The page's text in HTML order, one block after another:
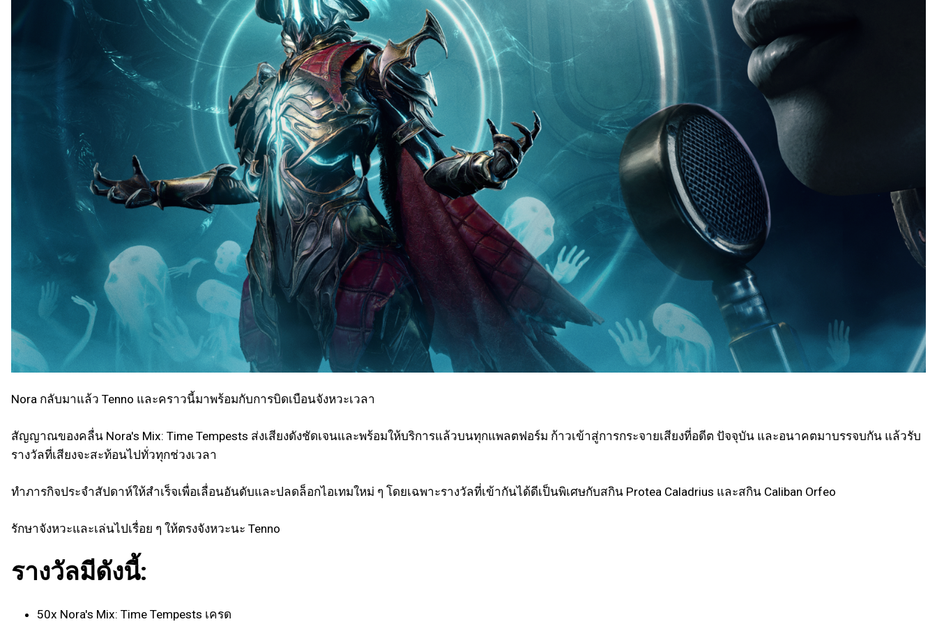
Nora กลับมาแล้ว Tenno และคราวนี้มาพร้อมกับการบิดเบือนจังหวะเวลา
สัญญาณของคลื่น Nora's Mix: Time Tempests ส่งเสียงดังชัดเจนและพร้อมให้บริการแล้วบนทุกแพลตฟอร์ม ก้าวเข้าสู่การกระจายเสียงที่อดีต ปัจจุบัน และอนาคตมาบรรจบกัน แล้วรับ
รางวัลที่เสียงจะสะท้อนไปทั่วทุกช่วงเวลา
ทำภารกิจประจำสัปดาห์ให้สำเร็จเพื่อเลื่อนอันดับและปลดล็อกไอเทมใหม่ ๆ โดยเฉพาะรางวัลที่เข้ากันได้ดีเป็นพิเศษกับสกิน Protea Caladrius และสกิน Caliban Orfeo
รักษาจังหวะและเล่นไปเรื่อย ๆ ให้ตรงจังหวะนะ Tenno
รางวัลมีดังนี้:
50x Nora's Mix: Time Tempests เครด